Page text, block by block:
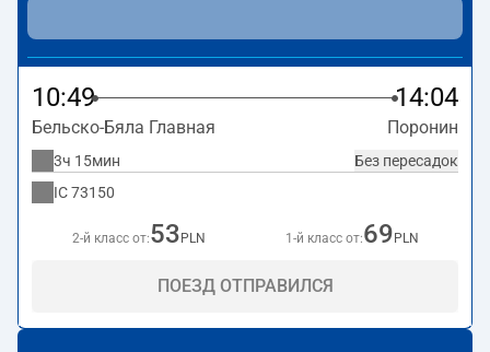
поезда перевозчика PKP Intercity. Поезд заканчивает
маршрут на станции Поронин.
10:49 14:04
Бельско-Бяла Главная Поронин
Без пересадок
3ч 15мин
IC73150
2-й класс от:53 PLN 1-й класс от:69 PLN
ПОЕЗД ОТПРАВИЛСЯ